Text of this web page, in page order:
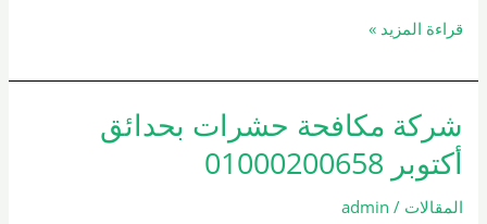
قراءة المزيد »
شركة مكافحة حشرات بحدائق
أكتوبر 01000200658
المقالات /
admin
شركة
مكافحة
حشرات
بحدائق